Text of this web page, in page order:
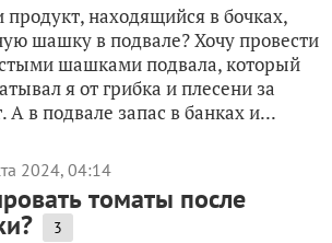
продукт, находящийся в бочках,
шашку в подвале? Хочу провести
шашками подвала, который
я от грибка и плесени за
А в подвале запас в банках и...
2024, 04:14
томаты после
3